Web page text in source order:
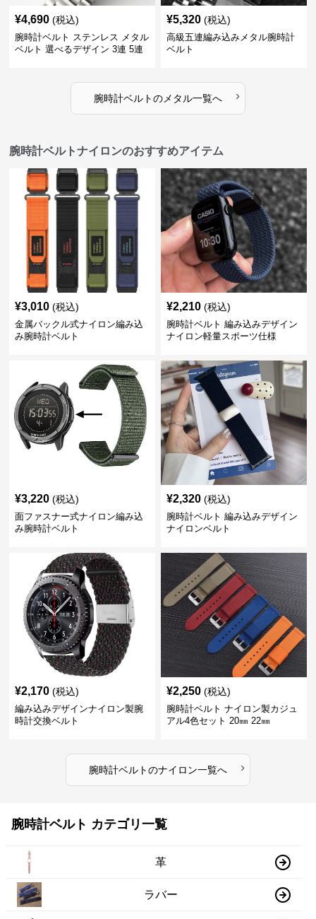
¥4,690 (税込)
腕時計ベルト ステンレス メタル
ベルト 選べるデザイン 3連 5連
¥5,320 (税込)
高級五連編み込みメタル腕時計
ベルト
腕時計ベルトのメタル一覧へ ›
腕時計ベルトナイロンのおすすめアイテム
¥3,010 (税込)
金属バックル式ナイロン編み込
み腕時計ベルト
¥2,210 (税込)
腕時計ベルト 編み込みデザイン
ナイロン軽量スポーツ仕様
¥3,220 (税込)
面ファスナー式ナイロン編み込
み腕時計ベルト
¥2,320 (税込)
腕時計ベルト 編み込みデザイン
ナイロンベルト
¥2,170 (税込)
編み込みデザインナイロン製腕
時計交換ベルト
¥2,250 (税込)
腕時計ベルト ナイロン製カジュ
アル4色セット 20㎜ 22㎜
腕時計ベルトのナイロン一覧へ ›
腕時計ベルト カテゴリ一覧
革
ラバー